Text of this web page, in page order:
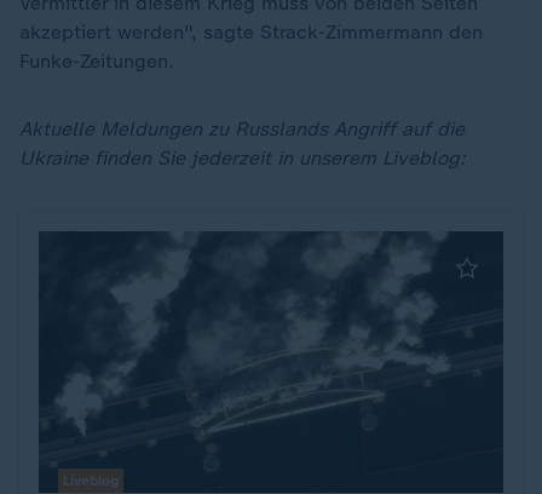
akzeptiert werden", sagte Strack-Zimmermann den
Funke-Zeitungen.
Aktuelle Meldungen zu Russlands Angriff auf die
Ukraine finden Sie jederzeit in unserem Liveblog:
Liveblog